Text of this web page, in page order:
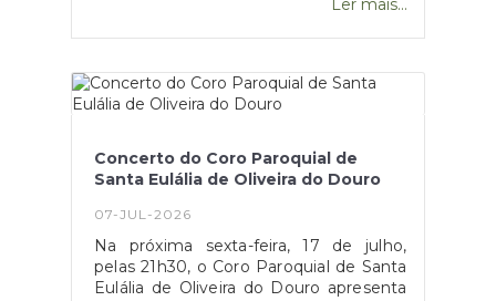
e encontro, criando memórias entre a
4 de setembro➡️ Destino: Viana do
Castelo – Quinta do Cruzeiro➡️ Saída:
Valor: 15,00€ por pessoa |
Acompanhante: 35,00€⚠️ Destinado a
cidadãos residentes/recenseados em
Oliveira do Douro, com idade igual ou
percurso teremos ainda uma paragem
em Esposende, pelas 09h30, para
pequeno almoço, seguindo-se, pelas
Ler mais...
Concerto do Coro Paroquial de
Santa Eulália de Oliveira do Douro
07-JUL-2026
Na próxima sexta-feira, 17 de julho,
pelas 21h30, o Coro Paroquial de Santa
Eulália de Oliveira do Douro apresenta